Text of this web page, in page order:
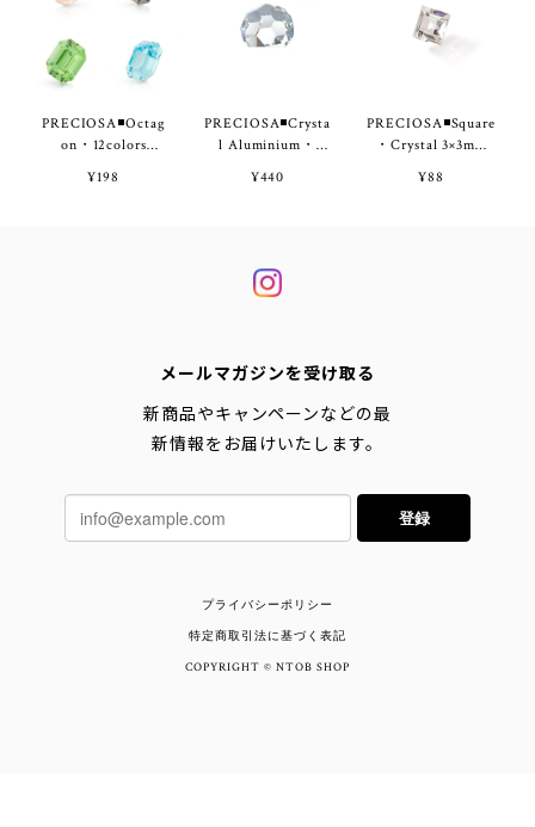
PRECIOSA◾Octag
on・12colors
¥198
PRECIOSA◾Crysta
l Aluminium・
¥440
PRECIOSA◾Square
・Crystal 3×3mm
¥88
メールマガジンを受け取る
新商品やキャンペーンなどの最
新情報をお届けいたします。
登録
プライバシーポリシー
特定商取引法に基づく表記
COPYRIGHT © NTOB SHOP